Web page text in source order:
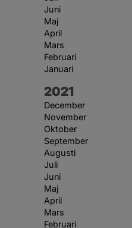
Juni
Maj
April
Mars
Februari
Januari
År:
2021
December
November
Oktober
September
Augusti
Juli
Juni
Maj
April
Mars
Februari